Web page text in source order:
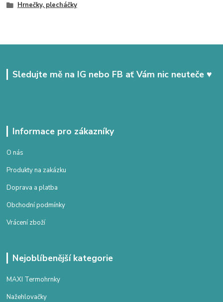
Hrnečky, plecháčky
Sledujte mě na IG nebo FB ať Vám nic neuteče ♥
Informace pro zákazníky
O nás
Produkty na zakázku
Doprava a platba
Obchodní podmínky
Vrácení zboží
Nejoblíbenější kategorie
MAXI Termohrnky
Nažehlovačky